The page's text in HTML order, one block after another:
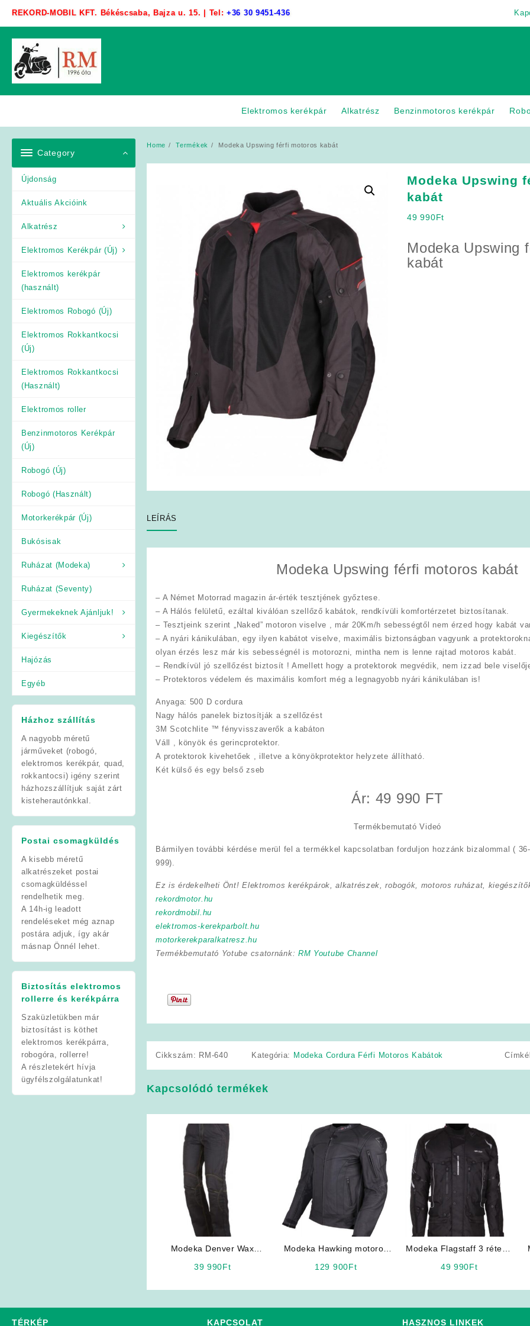
REKORD-MOBIL KFT. Békéscsaba, Bajza u. 15. | Tel:+36 30 9451-436
Elektromos kerékpár Alkatrész Benzinmotoros kerékpár
Category
Újdonság
Aktuális Akcióink
Alkatrész
Elektromos Kerékpár (Új)
Elektromos kerékpár
(használt)
Elektromos Robogó (Új)
Elektromos Rokkantkocsi
(Új)
Elektromos Rokkantkocsi
(Használt)
Elektromos roller
Benzinmotoros Kerékpár
(Új)
Robogó (Új)
Robogó (Használt)
Motorkerékpár (Új)
Bukósisak
Ruházat (Modeka)
Ruházat (Seventy)
Gyermekeknek Ajánljuk!
Kiegészítők
Hajózás
Egyéb
Házhoz szállítás
A nagyobb méretű
járműveket (robogó,
elektromos kerékpár, quad,
rokkantocsi) igény szerint
házhozszállítjuk saját zárt
kisteherautónkkal.
Postai csomagküldés
A kisebb méretű
alkatrészeket postai
csomagküldéssel
rendelhetik meg.
A 14h-ig leadott
rendeléseket még aznap
postára adjuk, így akár
másnap Önnél lehet.
Biztosítás elektromos
rollerre és kerékpárra
Szaküzletükben már
biztosítást is köthet
elektromos kerékpárra,
robogóra, rollerre!
A részletekért hívja
ügyfélszolgálatunkat!
Home Termékek Modeka Upswing férfi motoros kabát
Modeka Upswing
kabát
49 990Ft
Modeka Upswing
kabát
LEÍRÁS
Modeka Upswing férfi motoros kabát
– A Német Motorrad magazin ár-érték tesztjének győztese.
– A Hálós felületű, ezáltal kiválóan szellőző kabátok, rendkívüli komfortérzetet biztosítanak.
– Tesztjeink szerint „Naked” motoron viselve , már 20Km/h sebességtől nem érzed hogy kabát
– A nyári kánikulában, egy ilyen kabátot viselve, maximális biztonságban vagyunk a
olyan érzés lesz már kis sebességnél is motorozni, mintha nem is lenne rajtad motoros kabát.
– Rendkívül jó szellőzést biztosít ! Amellett hogy a protektorok megvédik, nem izzad bele
– Protektoros védelem és maximális komfort még a legnagyobb nyári kánikulában is!
Anyaga: 500 D cordura
Nagy hálós panelek biztosítják a szellőzést
3M Scotchlite ™ fényvisszaverők a kabáton
Váll , könyök és gerincprotektor.
A protektorok kivehetőek , illetve a könyökprotektor helyzete állítható.
Két külső és egy belső zseb
Ár: 49 990 FT
Termékbemutató Videó
Bármilyen további kérdése merül fel a termékkel kapcsolatban forduljon hozzánk bizalommal (
999).
Ez is érdekelheti Önt! Elektromos kerékpárok, alkatrészek, robogók, motoros ruházat,
rekordmotor.hu
rekordmobil.hu
elektromos-kerekparbolt.hu
motorkerekparalkatresz.hu
Termékbemutató Yotube csatornánk: RM Youtube Channel
Cikkszám: RM-640 Kategória: Modeka Cordura Férfi Motoros Kabátok
Kapcsolódó termékek
Modeka Denver Wax
39 990Ft
Modeka Hawking motoros
129 900Ft
Modeka Flagstaff 3 rétegű
49 990Ft
TÉRKÉP KAPCSOLAT HASZNOS LINKEK